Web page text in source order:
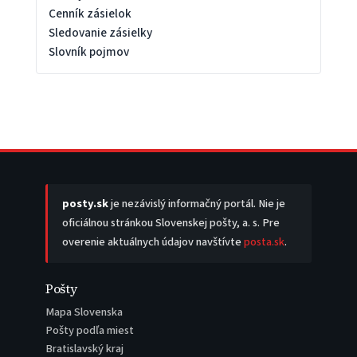
Cenník zásielok
Sledovanie zásielky
Slovník pojmov
posty.skje nezávislý informačný portál. Nie je
oficiálnou stránkou Slovenskej pošty, a. s. Pre
overenie aktuálnych údajov navštívteposta.sk.
Pošty
Mapa Slovenska
Pošty podľa miest
Bratislavský kraj